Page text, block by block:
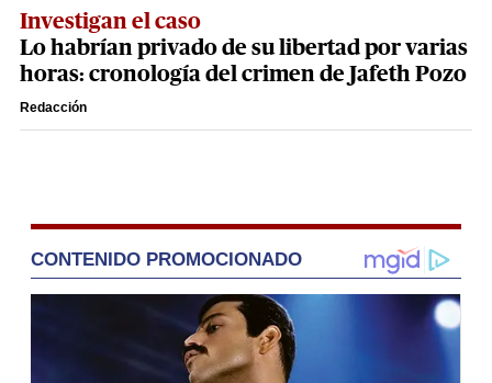
Investigan el caso
Lo habrían privado de su libertad por varias
horas: cronología del crimen de Jafeth Pozo
Redacción
CONTENIDO PROMOCIONADO